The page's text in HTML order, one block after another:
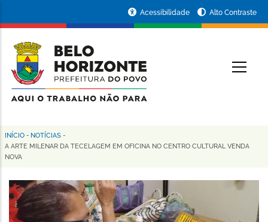
conteúdo
principal
da
Prefeitura
de
Horizonte
Acessibilidade Alto Contraste
Trilha
de
navegação
INÍCIO - NOTÍCIAS -
A ARTE MILENAR DA TECELAGEM EM OFICINA NO CENTRO CULTURAL VENDA
NOVA